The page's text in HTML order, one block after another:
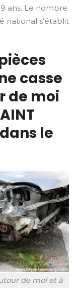
ans. Le nombre
national s’établit
casse
de moi
dans le
de moi et à